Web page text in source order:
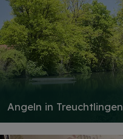
Angeln in Treuchtlingen